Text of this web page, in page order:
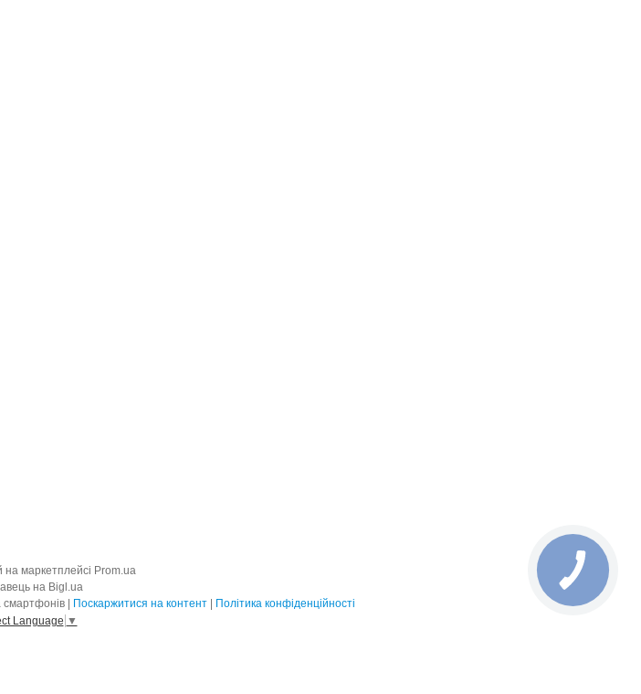
маркетплейсі Prom.ua
на Bigl.ua
BigMart - оригінальні запчастини для побутової техніки та смартфонів | Поскаржитися на контент | Політика конфіденційності
Language ▼